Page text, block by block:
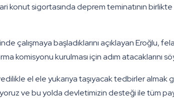
konut sigortasında deprem teminatının birlikte
çalışmaya başladıklarını açıklayan Eroğlu,
komisyonu kurulması için adım atacaklarını
el ele yukarıya taşıyacak tedbirler
ve bu yolda devletimizin desteği ile tüm